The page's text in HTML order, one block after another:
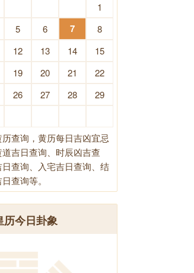
1
5 6 7
8
12 13 14
15
19 20 21
22
26 27 28
29
查询，黄历每日吉凶宜忌
吉日查询、时辰凶吉查
查询、入宅吉日查询、结
查询等。
历今日卦象